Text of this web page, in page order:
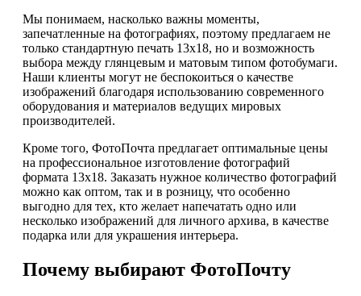
Мы понимаем, насколько важны моменты,
запечатленные на фотографиях, поэтому предлагаем не
только стандартную печать 13х18, но и возможность
выбора между глянцевым и матовым типом фотобумаги.
Наши клиенты могут не беспокоиться о качестве
изображений благодаря использованию современного
оборудования и материалов ведущих мировых
производителей.
Кроме того, ФотоПочта предлагает оптимальные цены
на профессиональное изготовление фотографий
формата 13х18. Заказать нужное количество фотографий
можно как оптом, так и в розницу, что особенно
выгодно для тех, кто желает напечатать одно или
несколько изображений для личного архива, в качестве
подарка или для украшения интерьера.
Почему выбирают ФотоПочту